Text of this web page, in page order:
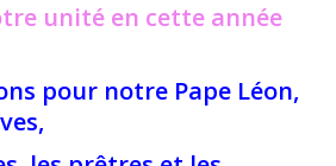
unité en cette année
pour notre Pape Léon,